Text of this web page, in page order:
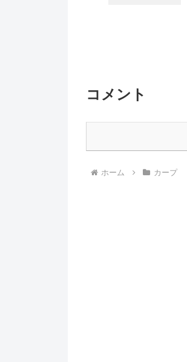
コメント
ホーム カープ